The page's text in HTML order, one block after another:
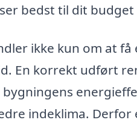
bedst til dit budget
ikke kun om at
En korrekt udført
indeklima.